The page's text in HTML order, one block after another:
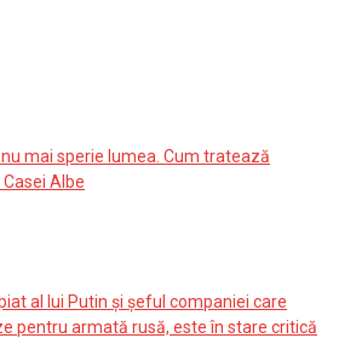
mai sperie lumea. Cum tratează
Albe
al lui Putin și șeful companiei care
pentru armată rusă, este în stare critică